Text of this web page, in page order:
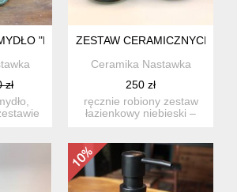
"FUNKIA", MYDELNICZKA ZIELONY I
zł
ZESTAW CERAMICZNYCH
Ceramika Nastawka
250 zł
ręcznie robiony zestaw
łazienkowy niebieski –